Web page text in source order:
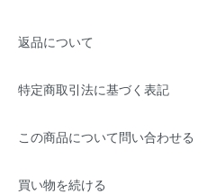
返品について
特定商取引法に基づく表記
この商品について問い合わせる
買い物を続ける